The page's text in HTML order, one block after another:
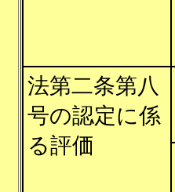
法第二条第八
号の認定に係
る評価